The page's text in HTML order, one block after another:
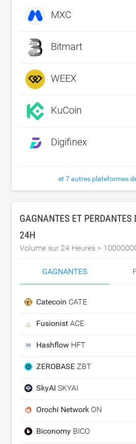
MXC
Bitmart
WEEX
KuCoin
Digifinex
et 7 autres plateformes
GAGNANTES ET PERDANTES
24H
Volume sur 24 Heures >
GAGNANTES
Catecoin CATE
Fusionist ACE
Hashflow HFT
ZEROBASE ZBT
SkyAI SKYAI
Orochi Network ON
Biconomy BICO